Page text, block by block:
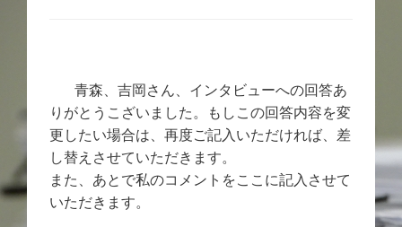
青森、吉岡さん、インタビューへの回答あ
りがとうこざいました。もしこの回答内容を変
更したい場合は、再度ご記入いただければ、差
し替えさせていただきます。
また、あとで私のコメントをここに記入させて
いただきます。